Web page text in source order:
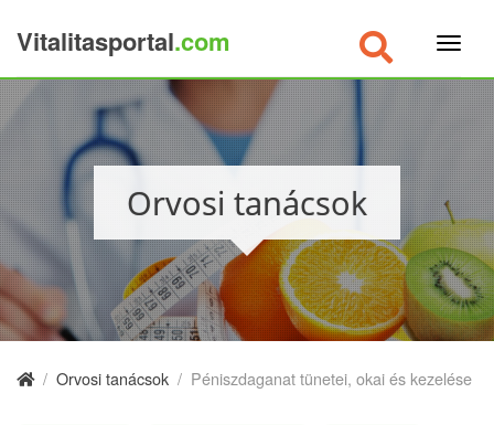
Vitalitasportal.com
Orvosi tanácsok
/ Orvosi tanácsok / Péniszdaganat tünetei, okai és kezelése
×